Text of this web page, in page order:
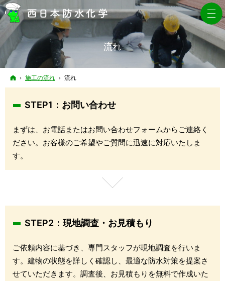
流れ
ホーム
施工の流れ 流れ
STEP1：お問い合わせ
まずは、お電話またはお問い合わせフォームからご連絡く
ださい。お客様のご希望やご質問に迅速に対応いたしま
す。
STEP2：現地調査・お見積もり
ご依頼内容に基づき、専門スタッフが現地調査を行いま
す。建物の状態を詳しく確認し、最適な防水対策を提案さ
せていただきます。調査後、お見積もりを無料で作成いた